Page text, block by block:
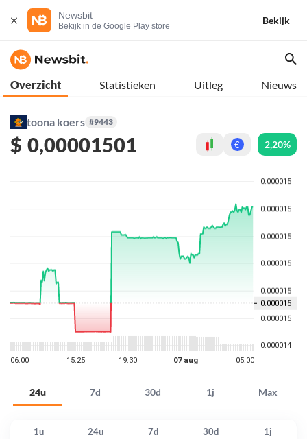
Newsbit
Bekijk in de Google Play store
Bekijk
Overzicht Statistieken Uitleg Nieuws
toona koers #9443
$ 0,00001501 € 2,20%
24u 7d 30d 1j Max
1u 24u 7d 30d
1j